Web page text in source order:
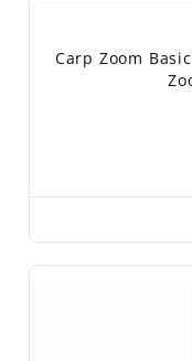
Carp Zoom